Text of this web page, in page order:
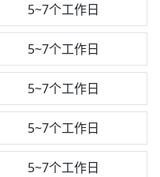
5~7个工作日
5~7个工作日
5~7个工作日
5~7个工作日
5~7个工作日